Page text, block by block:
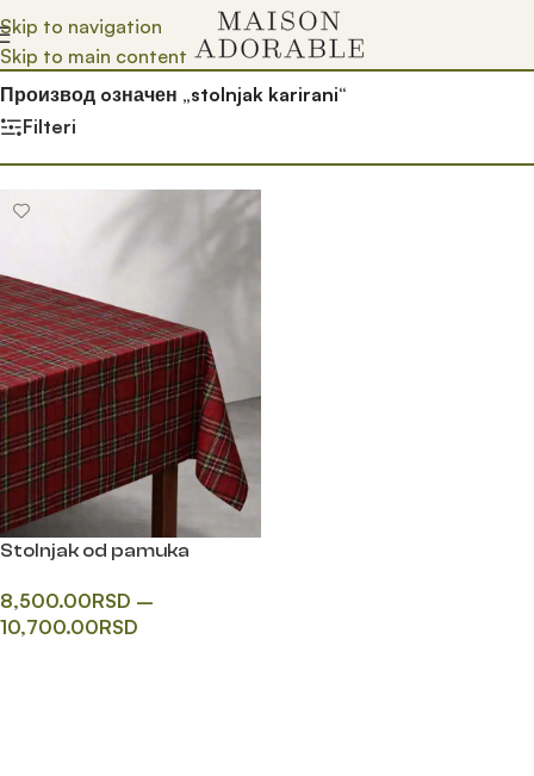
Skip to navigation
Skip to main content
Почетна/Prodavnica/
Производ oзначен „stolnjak karirani“
Filteri
Stolnjak od pamuka
8,500.00RSD –
10,700.00RSD